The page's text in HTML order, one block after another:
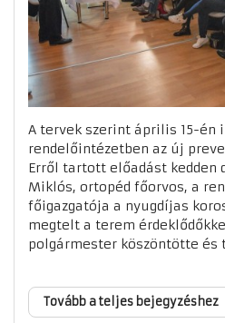
A tervek szerint április 15-én
rendelőintézetben az új
Erről tartott előadást kedden
Miklós, ortopéd főorvos, a
főigazgatója a nyugdíjas
megtelt a terem
polgármester köszöntötte és
Tovább a teljes bejegyzéshez